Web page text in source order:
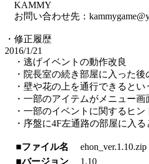
KAMMY
お問い合わせ先：
・修正履歴
2016/1/21
・逃げイベントの動作改良
・院長室の続き部屋に入った後
・壁や花の上を通行できるとい
・一部のアイテムがメニュー画
・一部のイベントに関するヒン
・序盤に4F左通路の部屋に入る
■ファイル名
ehon_ver.1.10.zip
■バージョン
1.10